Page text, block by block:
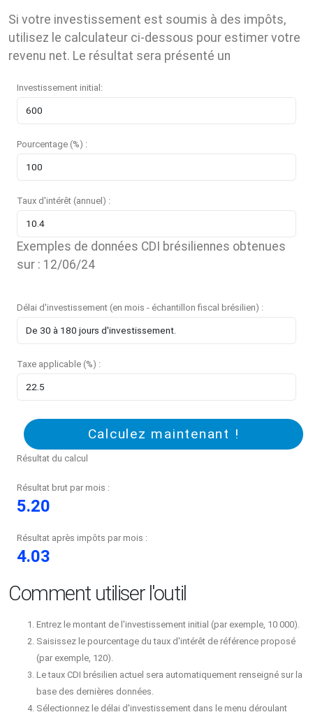
Si votre investissement est soumis à des impôts,
utilisez le calculateur ci-dessous pour estimer votre
revenu net. Le résultat sera présenté un
Investissement initial:
Pourcentage (%) :
Taux d'intérêt (annuel) :
Exemples de données CDI brésiliennes obtenues
sur : 12/06/24
Délai d'investissement (en mois - échantillon fiscal brésilien) :
Taxe applicable (%) :
Calculez maintenant !
Résultat du calcul
Résultat brut par mois :
5.20
Résultat après impôts par mois :
4.03
Comment utiliser l'outil
Entrez le montant de l'investissement initial (par exemple, 10 000).
Saisissez le pourcentage du taux d'intérêt de référence proposé
(par exemple, 120).
Le taux CDI brésilien actuel sera automatiquement renseigné sur la
base des dernières données.
Sélectionnez le délai d'investissement dans le menu déroulant